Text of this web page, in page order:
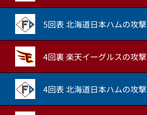
5回表 北海道日本ハムの攻撃
4回裏 楽天イーグルスの攻撃
4回表 北海道日本ハムの攻撃